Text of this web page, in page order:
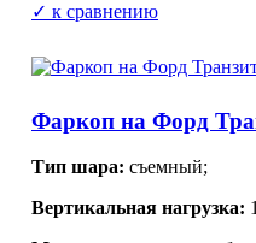
✓ к сравнению
Фаркоп на Форд
Тип шара: съемный;
Вертикальная нагрузка: